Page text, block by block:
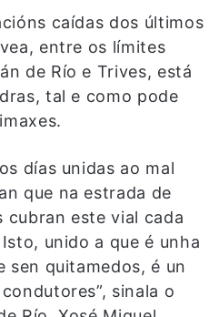
caídas dos últimos
entre os límites
de Río e Trives, está
tal e como pode
días unidas ao mal
que na estrada de
cubran este vial cada
unido a que é unha
sen quitamedos, é un
sinala o